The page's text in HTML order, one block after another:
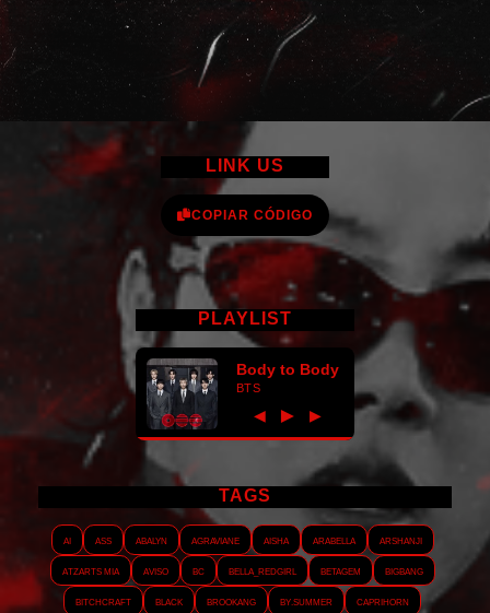
LINK US
COPIAR CÓDIGO
PLAYLIST
Body to Body
BTS
◀ ► ▶
TAGS
AI ASS Abalyn Agraviane Aisha Arabella
Arshanji
Atzarts Mia
Aviso BC Bella_RedGirl Betagem
Bigbang
Bitchcraft
Black Brookang By.summer Caprihorn